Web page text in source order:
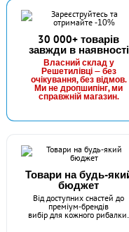
#FK-10006R-4
24 грн
Гачок Fanatik
30 000+ товарів
завжди в наявності
Власний склад у
Решетилівці — без
очікування, без відмов.
Ми не дропшипінг, ми
справжній магазин.
Товари на будь-
бюджет
Від доступних снастей до
преміум-брендів
вибір для кожного рибалки.